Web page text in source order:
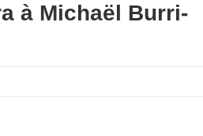
à Michaël Burri-